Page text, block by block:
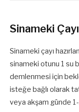
Sinameki Çayı
Sinameki çayı
sinameki otunu 1 su
demlenmesi için
isteğe bağlı olarak
veya akşam günde